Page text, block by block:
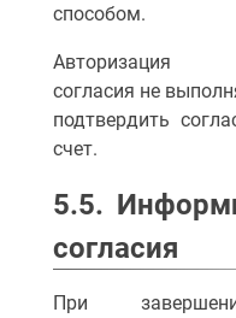
способом.
Авторизация
согласия не
подтвердить
счет.
5.5.
согласия
При